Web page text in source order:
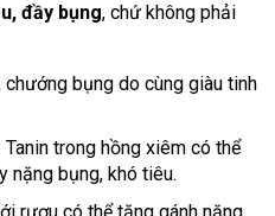
đầy bụng, chứ không phải
chướng bụng do cùng giàu tinh
trong hồng xiêm có thể
nặng bụng, khó tiêu.
rượu có thể tăng gánh nặng